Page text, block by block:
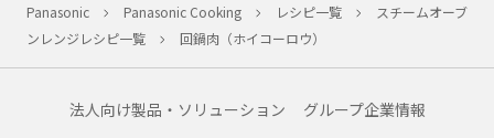
Panasonic Panasonic Cooking レシピ一覧
スチームオーブ
ンレンジレシピ一覧
回鍋肉（ホイコーロウ）
法人向け製品・ソリューション グループ企業情報